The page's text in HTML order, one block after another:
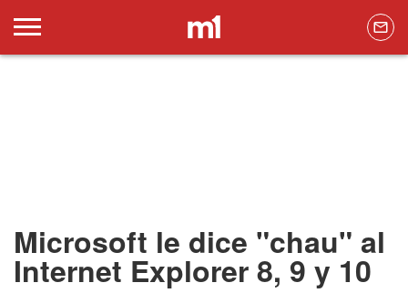
Microsoft le dice "chau" al
Internet Explorer 8, 9 y 10